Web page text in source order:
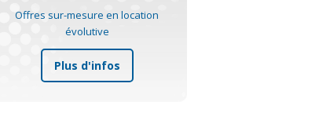
Offres sur-mesure en location
évolutive
Plus d'infos